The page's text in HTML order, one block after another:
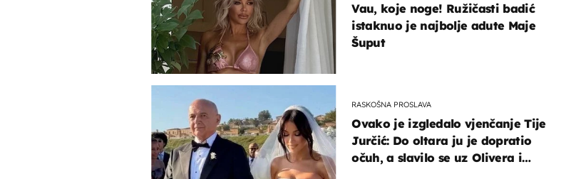
Vau, koje noge! Ružičasti badić
istaknuo je najbolje adute Maje
Šuput
RASKOŠNA PROSLAVA
Ovako je izgledalo vjenčanje Tije
Jurčić: Do oltara ju je dopratio
očuh, a slavilo se uz Olivera i